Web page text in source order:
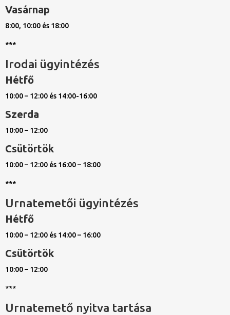
Vasárnap
8:00, 10:00 és 18:00
***
Irodai ügyintézés
Hétfő
10:00 – 12:00 és 14:00-16:00
Szerda
10:00 – 12:00
Csütörtök
10:00 – 12:00 és 16:00 – 18:00
***
Urnatemetői ügyintézés
Hétfő
10:00 – 12:00 és 14:00 – 16:00
Csütörtök
10:00 – 12:00
***
Urnatemető nyitva tartása